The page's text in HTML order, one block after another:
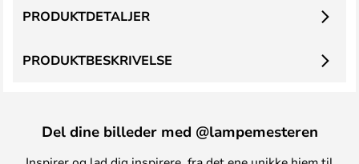
PRODUKTBESKRIVELSE
PRODUKTDETALJER
Del dine billeder med @lampemesteren